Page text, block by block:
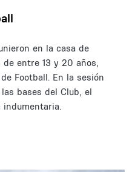
en la casa de
entre 13 y 20 años,
Football. En la sesión
bases del Club, el